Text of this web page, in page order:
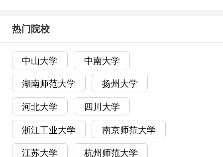
热门院校
中山大学 中南大学
湖南师范大学 扬州大学
河北大学 四川大学
浙江工业大学 南京师范大学
江苏大学 杭州师范大学